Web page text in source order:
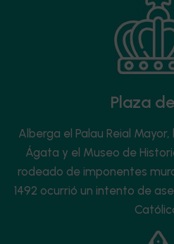
Plaza
Alberga el Palau Reial
Ágata y el Museo de
rodeado de imponentes
1492 ocurrió un intento de